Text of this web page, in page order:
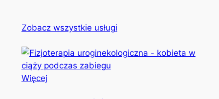
Zobacz wszystkie usługi
Więcej